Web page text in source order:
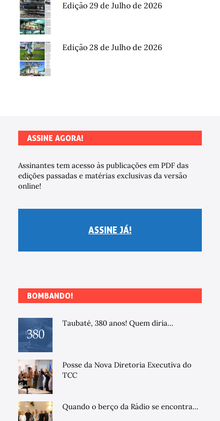
Edição 29 de Julho de 2026
Edição 28 de Julho de 2026
ASSINE AGORA!
Assinantes tem acesso às publicações em PDF das
edições passadas e matérias exclusivas da versão
online!
ASSINE JÁ!
BOMBANDO!
Taubaté, 380 anos! Quem diria...
Posse da Nova Diretoria Executiva do
TCC
Quando o berço da Rádio se encontra...